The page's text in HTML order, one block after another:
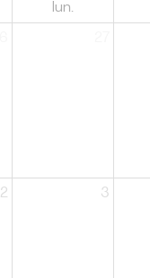
lun.
2 3